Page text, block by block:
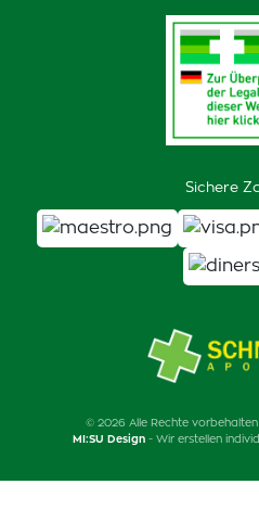
Sichere
© 2026 Alle Rechte
MI:SU Design - Wir erstellen